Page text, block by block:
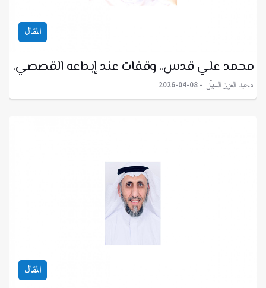
المقال
محمد علي قدس.. وقفات عند إبداعه القصصي.
د.عبد العزيز السبيّل 2026-04-08
المقال